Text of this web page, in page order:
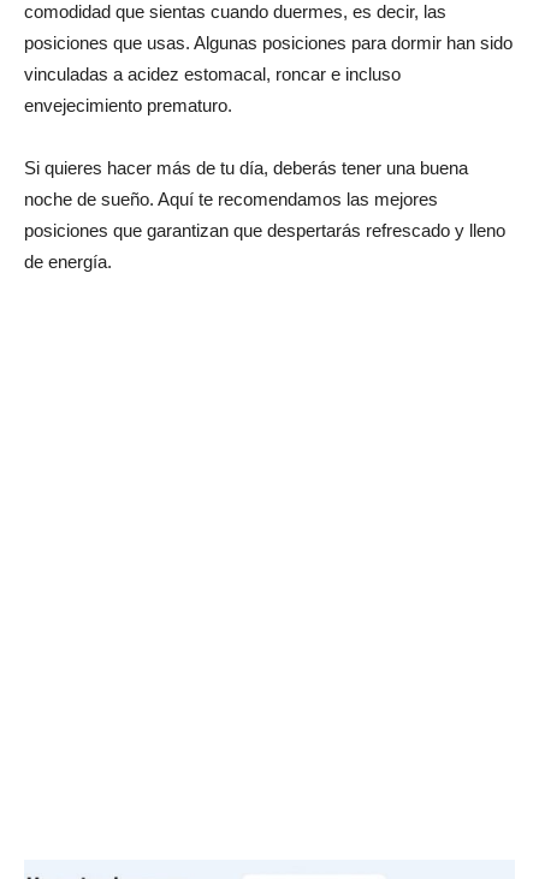
comodidad que sientas cuando duermes, es decir, las
posiciones que usas. Algunas posiciones para dormir han sido
vinculadas a acidez estomacal, roncar e incluso
envejecimiento prematuro.
Si quieres hacer más de tu día, deberás tener una buena
noche de sueño. Aquí te recomendamos las mejores
posiciones que garantizan que despertarás refrescado y lleno
de energía.